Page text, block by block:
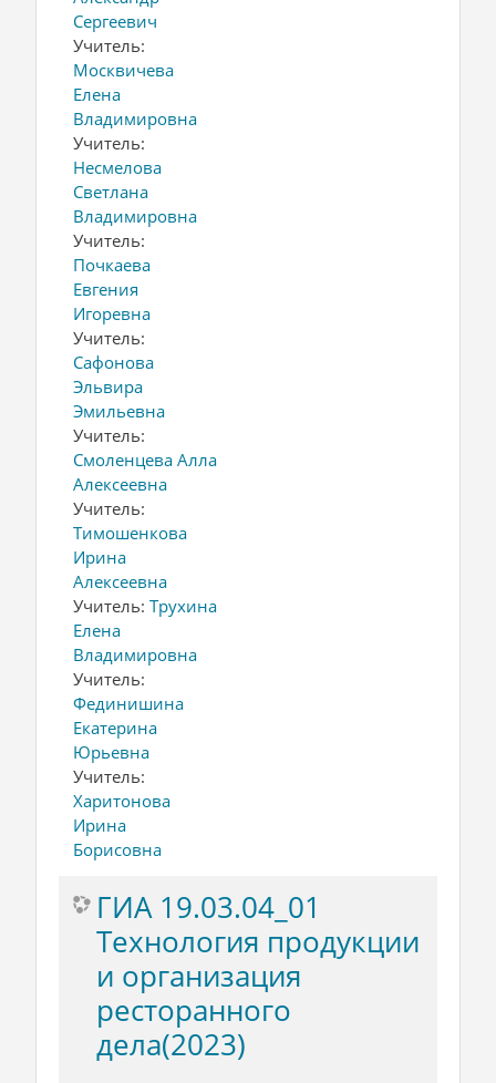
Сергеевич
Учитель:
Москвичева
Елена
Владимировна
Учитель:
Несмелова
Светлана
Владимировна
Учитель:
Почкаева
Евгения
Игоревна
Учитель:
Сафонова
Эльвира
Эмильевна
Учитель:
Смоленцева Алла
Алексеевна
Учитель:
Тимошенкова
Ирина
Алексеевна
Учитель: Трухина
Елена
Владимировна
Учитель:
Фединишина
Екатерина
Юрьевна
Учитель:
Харитонова
Ирина
Борисовна
ГИА 19.03.04_01
Технология продукции
и организация
ресторанного
дела(2023)